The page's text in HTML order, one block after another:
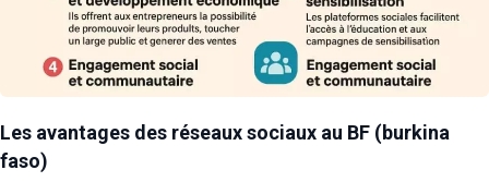
Les avantages des réseaux sociaux au BF (burkina
faso)